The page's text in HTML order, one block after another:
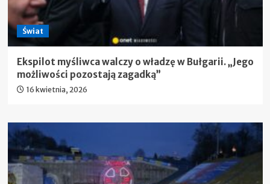
Świat
Ekspilot myśliwca walczy o władzę w Bułgarii. „Jego
możliwości pozostają zagadką”
16 kwietnia, 2026